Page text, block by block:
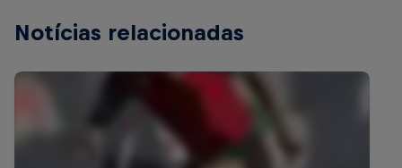
Notícias relacionadas